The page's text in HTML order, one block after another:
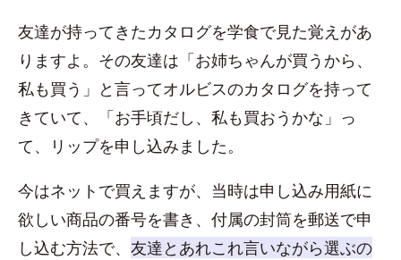
友達が持ってきたカタログを学食で見た覚えがあ
りますよ。その友達は「お姉ちゃんが買うから、
私も買う」と言ってオルビスのカタログを持って
きていて、「お手頃だし、私も買おうかな」っ
て、リップを申し込みました。
今はネットで買えますが、当時は申し込み用紙に
欲しい商品の番号を書き、付属の封筒を郵送で申
し込む方法で、 友達とあれこれ言いながら選ぶの